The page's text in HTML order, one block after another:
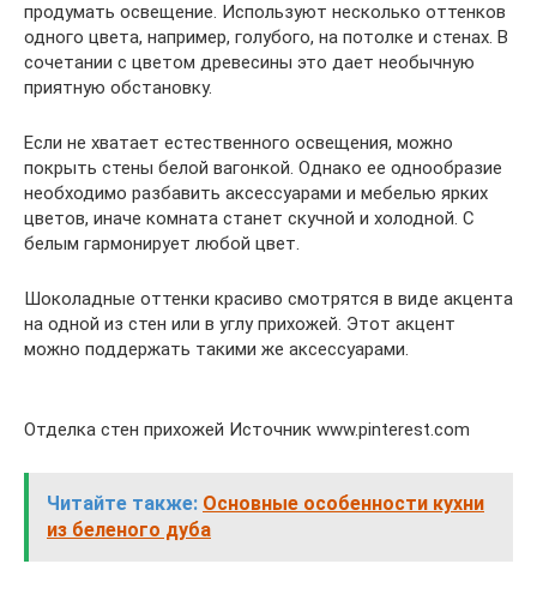
продумать освещение. Используют несколько оттенков
одного цвета, например, голубого, на потолке и стенах. В
сочетании с цветом древесины это дает необычную
приятную обстановку.
Если не хватает естественного освещения, можно
покрыть стены белой вагонкой. Однако ее однообразие
необходимо разбавить аксессуарами и мебелью ярких
цветов, иначе комната станет скучной и холодной. С
белым гармонирует любой цвет.
Шоколадные оттенки красиво смотрятся в виде акцента
на одной из стен или в углу прихожей. Этот акцент
можно поддержать такими же аксессуарами.
Отделка стен прихожей Источник www.pinterest.com
Читайте также: Основные особенности кухни
из беленого дуба